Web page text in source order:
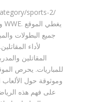
sports-2/
جميع البطولات
لأداء
المقاتلين
للمباريات. يحرص
وموثوقة حول الألعاب
على فهم هذه